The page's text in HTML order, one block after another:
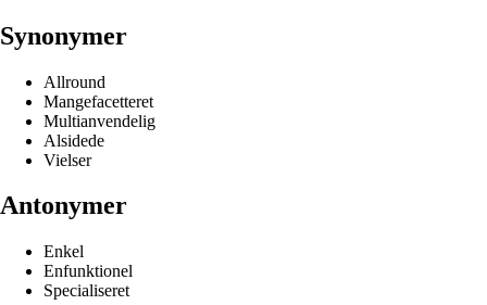
Synonymer
Allround
Mangefacetteret
Multianvendelig
Alsidede
Vielser
Antonymer
Enkel
Enfunktionel
Specialiseret